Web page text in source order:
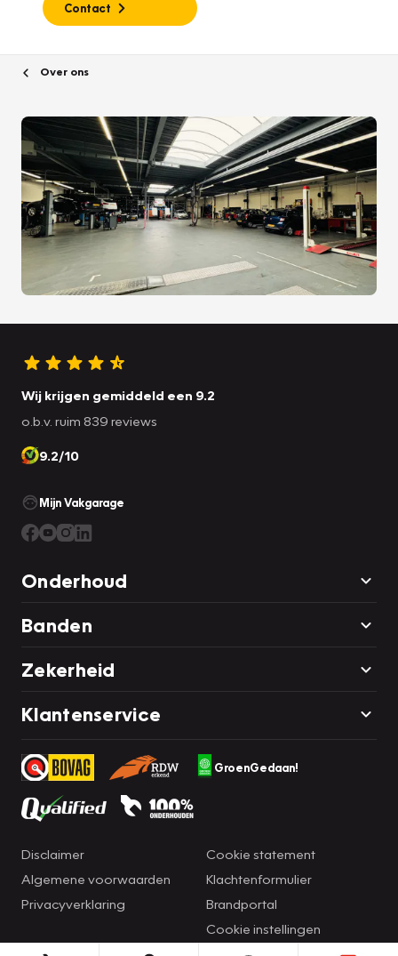
Contact
Over ons
Wij krijgen gemiddeld een 9.2
o.b.v. ruim 839 reviews
9.2/10
Mijn Vakgarage
Onderhoud
Banden
Zekerheid
Klantenservice
GroenGedaan!
Disclaimer
Algemene voorwaarden
Privacyverklaring
Cookie statement
Klachtenformulier
Brandportal
Cookie instellingen